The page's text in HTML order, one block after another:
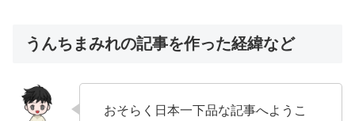
うんちまみれの記事を作った経緯など
おそらく日本一下品な記事へようこ